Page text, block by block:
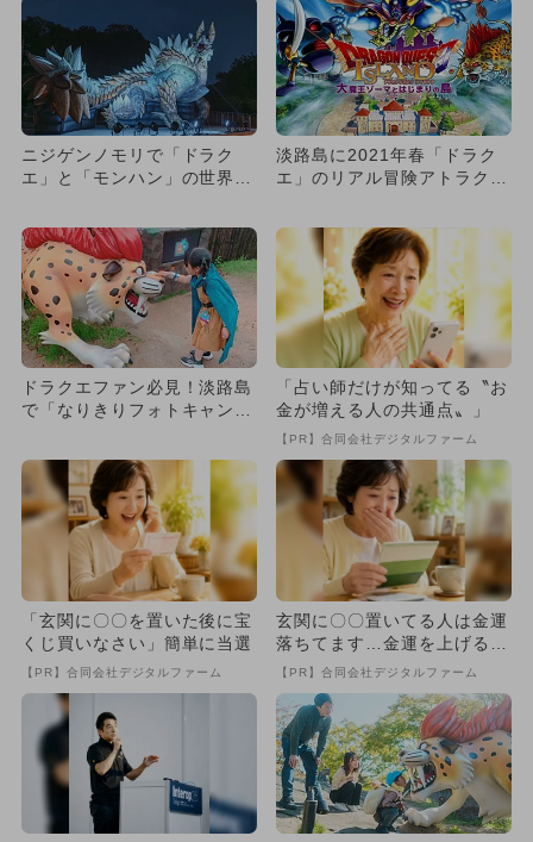
ニジゲンノモリで「ドラク
エ」と「モンハン」の世界を
淡路島に2021年春「ドラク
エ」のリアル冒険アトラクシ
ドラクエファン必見！淡路島
で「なりきりフォトキャンペ
も
「占い師だけが知ってる〝お
金が増える人の共通点〟」
【PR】合同会社デジタルファーム
「玄関に〇〇を置いた後に宝
くじ買いなさい」簡単に当選
【PR】合同会社デジタルファーム
玄関に〇〇置いてる人は金運
落ちてます…金運を上げる方
法とは
【PR】合同会社デジタルファーム